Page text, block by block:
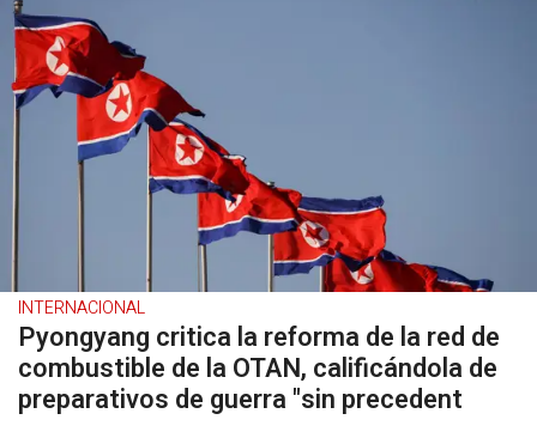
INTERNACIONAL
Pyongyang critica la reforma de la red de
combustible de la OTAN, calificándola de
preparativos de guerra "sin precedent